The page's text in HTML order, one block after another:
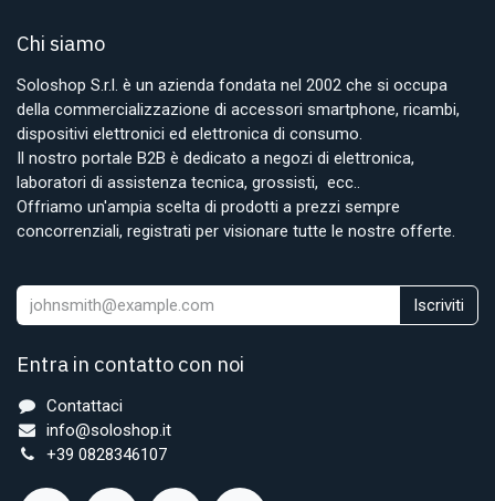
Chi siamo
Soloshop S.r.l. è un azienda fondata nel 2002 che si occupa
della commercializzazione di accessori smartphone, ricambi,
dispositivi elettronici ed elettronica di consumo.
Il nostro portale B2B è dedicato a negozi di elettronica,
laboratori di assistenza tecnica, grossisti, ecc..
Offriamo un'ampia scelta di prodotti a prezzi sempre
concorrenziali, registrati per visionare tutte le nostre offerte.
Iscriviti
Entra in contatto con noi
Contattaci
info@soloshop.it
+39 0828346107